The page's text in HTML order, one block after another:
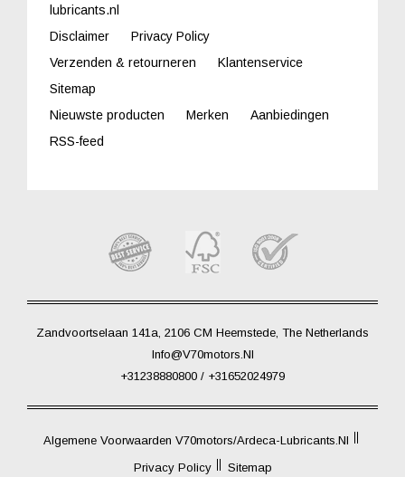
lubricants.nl
Disclaimer
Privacy Policy
Verzenden & retourneren
Klantenservice
Sitemap
Nieuwste producten
Merken
Aanbiedingen
RSS-feed
Zandvoortselaan 141a, 2106 CM Heemstede, The Netherlands
Info@V70motors.nl
+31238880800 / +31652024979
Algemene Voorwaarden V70motors/Ardeca-Lubricants.nl
Privacy Policy
Sitemap